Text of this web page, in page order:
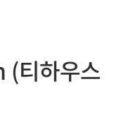
티하우스